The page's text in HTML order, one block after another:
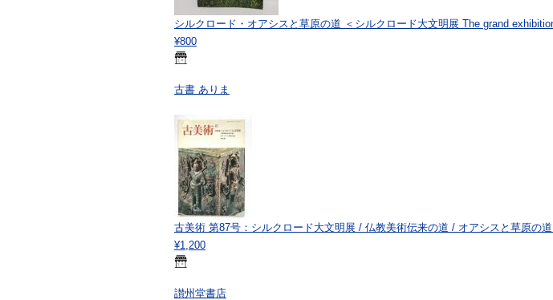
シルクロード・オアシスと草原の道 ＜シルクロード大文明展 The grand
¥800
古書 ありま
古美術 第87号：シルクロード大文明展 / 仏教美術伝来の道 / オアシスと草原の
¥1,200
讃州堂書店